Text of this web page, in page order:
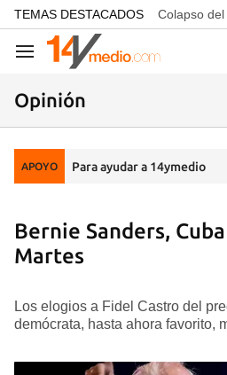
common.go-to-content
TEMAS DESTACADOS Colapso del
Navegación
Opinión
APOYO Para ayudar a 14ymedio
Bernie Sanders,
Martes
Los elogios a Fidel Castro del
demócrata, hasta ahora favorito,